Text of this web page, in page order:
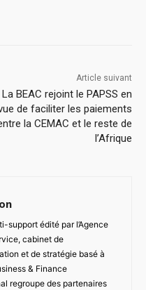
Article suivant
La BEAC rejoint le PAPSS en
de faciliter les paiements
la CEMAC et le reste de
l’Afrique
support édité par l’Agence
cabinet de
et de stratégie basé à
& Finance
regroupe des partenaires